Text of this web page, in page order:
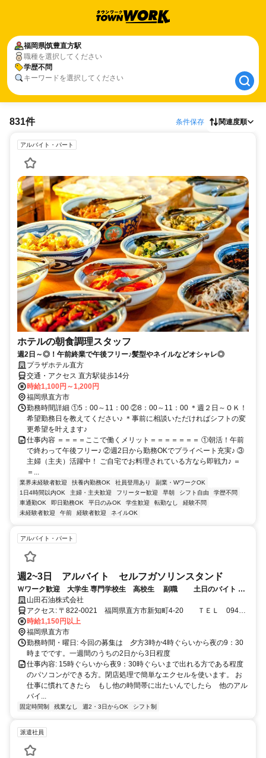
福岡県筑豊直方駅
職種を選択してください
学歴不問
キーワードを選択してください
福岡県筑豊直方駅
学歴不問
831件 条件保存 関連度順
アルバイト・パート
ホテルの朝食調理スタッフ
週2日～◎！午前終業で午後フリー♪髪型やネイルなどオシャレ◎
プラザホテル直方
交通・アクセス 直方駅徒歩14分
時給1,100円～1,200円
福岡県直方市
勤務時間詳細 ①5：00～11：00 ②8：00～11：00 ＊週２日～ＯＫ！
希望勤務日を教えてください♪ ＊事前に相談いただければシフトの変
更希望を叶えます♪
仕事内容 ＝＝＝＝ここで働くメリット＝＝＝＝＝＝＝ ①朝活！午前
で終わって午後フリー♪ ②週2日から勤務OKでプライベート充実♪ ③
主婦（主夫）活躍中！ ご自宅でお料理されている方なら即戦力♪ ＝
＝...
業界未経験者歓迎 扶養内勤務OK 社員登用あり
副業・WワークOK
1日4時間以内OK
主婦・主夫歓迎 フリーター歓迎 早朝 シフト自由
学歴不問
車通勤OK
即日勤務OK 平日のみOK 学生歓迎 転勤なし
経験不問
未経験者歓迎
午前 経験者歓迎 ネイルOK
アルバイト・パート
週2~3日 アルバイト セルフガソリンスタンド
Ｗワーク歓迎 大学生 専門学校生 高校生 副職 土日のバイト 週
1から週2
山田石油株式会社
アクセス: 〒822-0021 福岡県直方市新知町4-20 ＴＥＬ 0949-
28-0721
時給1,150円以上
福岡県直方市
勤務時間・曜日: 今回の募集は 夕方3時か4時ぐらいから夜の9：30
時までです。一週間のうちの2日から3日程度
仕事内容: 15時ぐらいから夜9：30時ぐらいまで出れる方である程度
のパソコンができる方。閉店処理で簡単なエクセルを使います。 お
仕事に慣れてきたら もし他の時間帯に出たいんでしたら 他のアル
バイ...
固定時間制 残業なし 週2・3日からOK シフト制
派遣社員